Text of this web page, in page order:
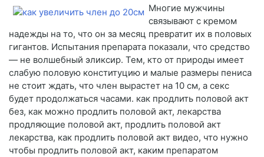
Многие мужчины
связывают с кремом
надежды на то, что он за месяц превратит их в половых
гигантов. Испытания препарата показали, что средство
— не волшебный эликсир. Тем, кто от природы имеет
слабую половую конституцию и малые размеры пениса
не стоит ждать, что член вырастет на 10 см, а секс
будет продолжаться часами. как продлить половой акт
без, как можно продлить половой акт, лекарства
продляющие половой акт, продлить половой акт
лекарства, как продлить половой акт видео, что нужно
чтобы продлить половой акт, каким препаратом